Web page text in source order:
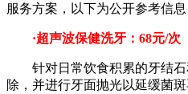
服务方案，以下为公开参考信息
·超声波保健洗牙：68元/次
针对日常饮食积累的牙结石
除，并进行牙面抛光以延缓菌